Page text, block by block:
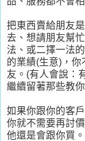
把東西賣給朋友
去、想請朋友幫
法、或二擇一法
的業績(生意)，
友。(有人會說：
繼續留著那些教
如果你跟你的客
你就不需要再討
他還是會跟你買